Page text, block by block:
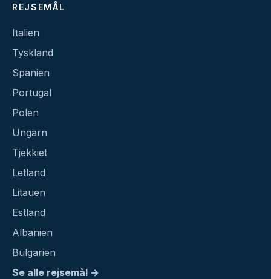
REJSEMÅL
Italien
Tyskland
Spanien
Portugal
Polen
Ungarn
Tjekkiet
Letland
Litauen
Estland
Albanien
Bulgarien
Se alle rejsemål →